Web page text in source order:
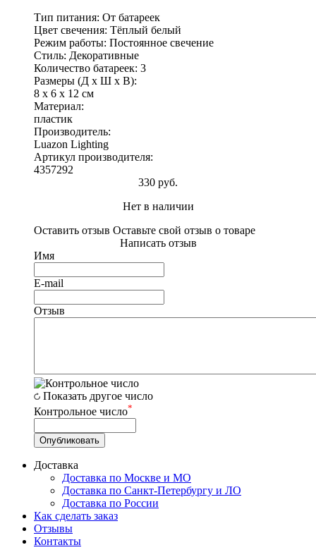
Тип питания: От батареек
Цвет свечения: Тёплый белый
Режим работы: Постоянное свечение
Стиль: Декоративные
Количество батареек: 3
Размеры (Д x Ш x В):
8 x 6 x 12 см
Материал:
пластик
Производитель:
Luazon Lighting
Артикул производителя:
4357292
330 руб.
Нет в наличии
Оставить отзыв Оставьте свой отзыв о товаре
Написать отзыв
Имя
E-mail
Отзыв
Показать другое число
Контрольное число*
Доставка
Доставка по Москве и МО
Доставка по Санкт-Петербургу и ЛО
Доставка по России
Как сделать заказ
Отзывы
Контакты